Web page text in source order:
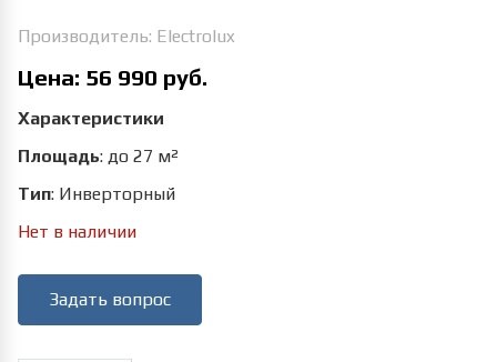
Производитель: Electrolux
Цена: 56 990 руб.
Характеристики
Площадь: до 27 м²
Тип: Инверторный
Нет в наличии
Задать вопрос